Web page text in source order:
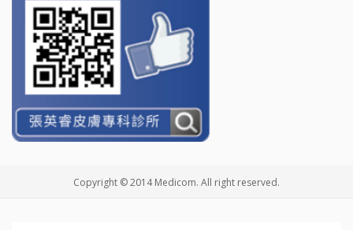
Copyright © 2014 Medicom. All right reserved.